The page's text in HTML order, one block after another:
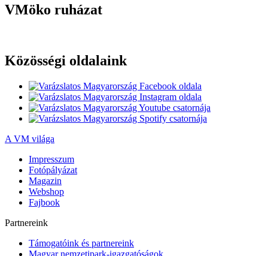
VMöko ruházat
Közösségi oldalaink
A VM világa
Impresszum
Fotópályázat
Magazin
Webshop
Fajbook
Partnereink
Támogatóink és partnereink